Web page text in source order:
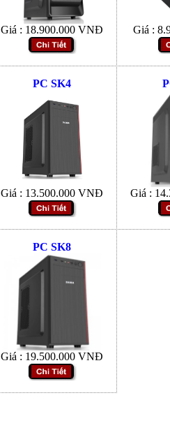
Giá : 18.900.000 VNĐ Giá :
PC SK4
Giá : 13.500.000 VNĐ Giá :
PC SK8
Giá : 19.500.000 VNĐ